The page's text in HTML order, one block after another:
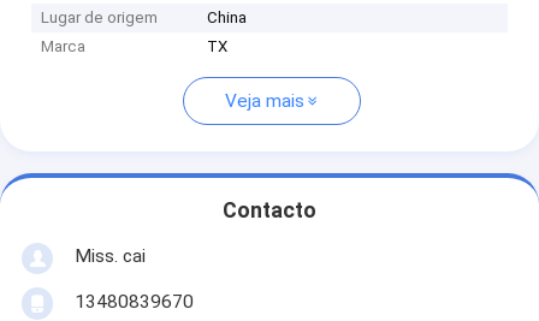
Lugar de origem
China
Marca
TX
Veja mais
Contacto
Miss. cai
13480839670